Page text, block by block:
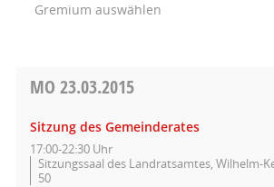
Gremium auswählen
MO 23.03.2015
Sitzung des Gemeinderates
17:00-22:30 Uhr
Sitzungssaal des Landratsamtes, Wilhelm-
50